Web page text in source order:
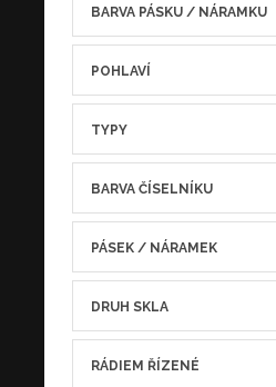
BARVA PÁSKU / NÁRAMKU
POHLAVÍ
TYPY
BARVA ČÍSELNÍKU
PÁSEK / NÁRAMEK
DRUH SKLA
RÁDIEM ŘÍZENÉ